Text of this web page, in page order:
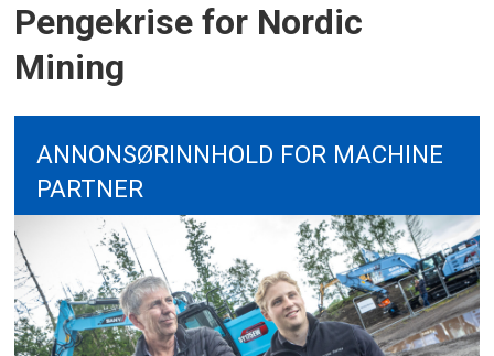
Pengekrise for Nordic
Mining
ANNONSØRINNHOLD FOR MACHINE
PARTNER